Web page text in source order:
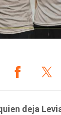
deja